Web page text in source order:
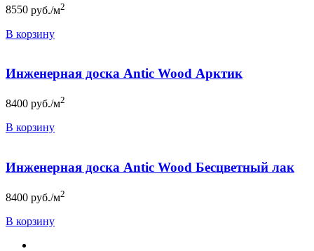
8550 руб./м2
В корзину
Инженерная доска Antic Wood Арктик
8400 руб./м2
В корзину
Инженерная доска Antic Wood Бесцветный лак
8400 руб./м2
В корзину